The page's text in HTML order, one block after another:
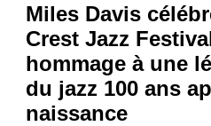
Miles Davis
Crest Jazz
hommage à une
du jazz 100 ans
naissance